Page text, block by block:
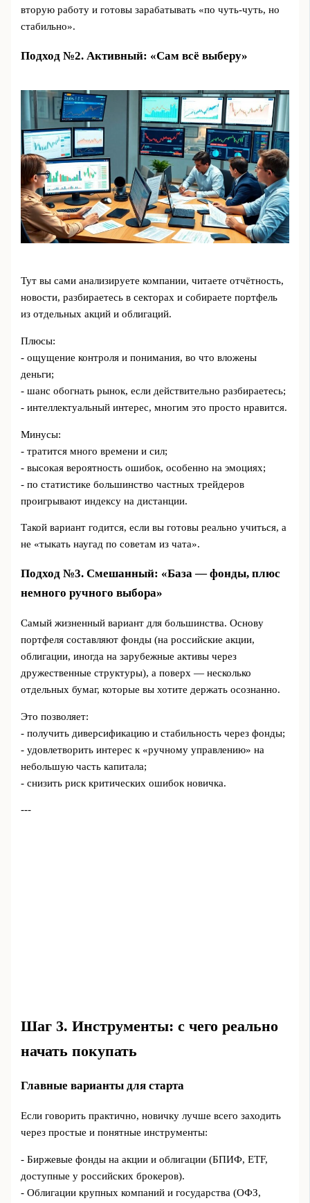
вторую работу и готовы зарабатывать «по чуть-чуть, но
стабильно».
Подход №2. Активный: «Сам всё выберу»
Тут вы сами анализируете компании, читаете отчётность,
новости, разбираетесь в секторах и собираете портфель
из отдельных акций и облигаций.
Плюсы:
- ощущение контроля и понимания, во что вложены
деньги;
- шанс обогнать рынок, если действительно разбираетесь;
- интеллектуальный интерес, многим это просто нравится.
Минусы:
- тратится много времени и сил;
- высокая вероятность ошибок, особенно на эмоциях;
- по статистике большинство частных трейдеров
проигрывают индексу на дистанции.
Такой вариант годится, если вы готовы реально учиться, а
не «тыкать наугад по советам из чата».
Подход №3. Смешанный: «База — фонды, плюс
немного ручного выбора»
Самый жизненный вариант для большинства. Основу
портфеля составляют фонды (на российские акции,
облигации, иногда на зарубежные активы через
дружественные структуры), а поверх — несколько
отдельных бумаг, которые вы хотите держать осознанно.
Это позволяет:
- получить диверсификацию и стабильность через фонды;
- удовлетворить интерес к «ручному управлению» на
небольшую часть капитала;
- снизить риск критических ошибок новичка.
---
Шаг 3. Инструменты: с чего реально
начать покупать
Главные варианты для старта
Если говорить практично, новичку лучше всего заходить
через простые и понятные инструменты:
- Биржевые фонды на акции и облигации (БПИФ, ETF,
доступные у российских брокеров).
- Облигации крупных компаний и государства (ОФЗ,